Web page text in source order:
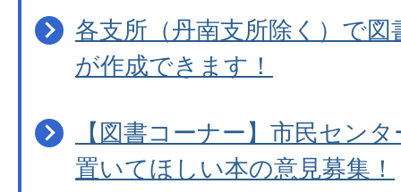
各支所（丹南支所除く）で
が作成できます！
【図書コーナー】市民セン
置いてほしい本の意見募集！